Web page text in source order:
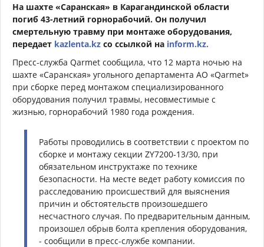
На шахте «Саранская» в Карагандинской области
погиб 43-летний горнорабочий. Он получил
смертельную травму при монтаже оборудования,
передает kazlenta.kz со ссылкой на inform.kz.
Пресс-служба Qarmet сообщила, что 12 марта ночью на
шахте «Саранская» угольного департамента АО «Qarmet»
при сборке перед монтажом специализированного
оборудования получил травмы, несовместимые с
жизнью, горнорабочий 1980 года рождения.
Работы проводились в соответствии с проектом по
сборке и монтажу секции ZY7200-13/30, при
обязательном инструктаже по технике
безопасности. На месте ведет работу комиссия по
расследованию происшествий для выяснения
причин и обстоятельств произошедшего
несчастного случая. По предварительным данным,
произошел обрыв болта крепления оборудования,
- сообщили в пресс-службе компании.